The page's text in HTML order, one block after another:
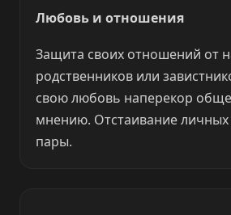
Любовь и отношения
Защита своих отношений от
родственников или
свою любовь наперекор
мнению. Отстаивание личных
пары.